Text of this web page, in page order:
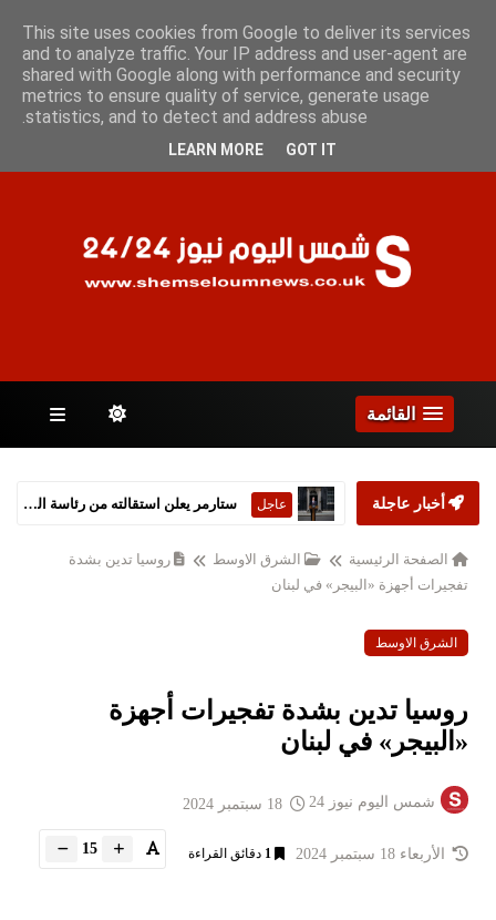
السبت 8 أغسطس 2026
الصفحات
القائمة
أخبار عاجلة عاجل ستارمر يعلن استقالته من رئاسة الحكومة البريطانية
الصفحة الرئيسية الشرق الاوسط
روسيا تدين بشدة
تفجيرات أجهزة «البيجر» في لبنان
الشرق الاوسط
روسيا تدين بشدة تفجيرات أجهزة
«البيجر» في لبنان
شمس اليوم نيوز 24
الأربعاء 18 سبتمبر 2024 1 دقائق القراءة 15
This site uses cookies from Google to deliver its services
and to analyze traffic. Your IP address and user-agent are
shared with Google along with performance and security
metrics to ensure quality of service, generate usage
statistics, and to detect and address abuse.
LEARN MORE GOT IT